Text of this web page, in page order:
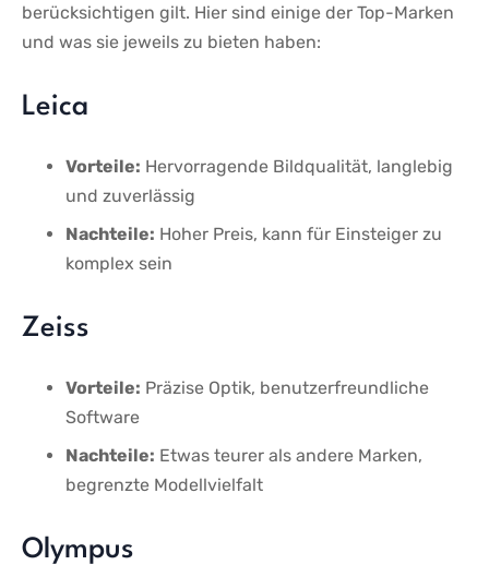
berücksichtigen‍ gilt. Hier‌ sind ⁣einige der Top-Marken
und‌ was ⁢sie⁤ jeweils zu bieten haben:
Leica
Vorteile: Hervorragende Bildqualität,⁤ langlebig
und zuverlässig
Nachteile: Hoher​ Preis, ‍kann für Einsteiger zu
komplex‌ sein
Zeiss
Vorteile: ⁢Präzise Optik, benutzerfreundliche
Software
Nachteile: Etwas ⁢teurer als⁤ andere⁣ Marken,
begrenzte Modellvielfalt
Olympus